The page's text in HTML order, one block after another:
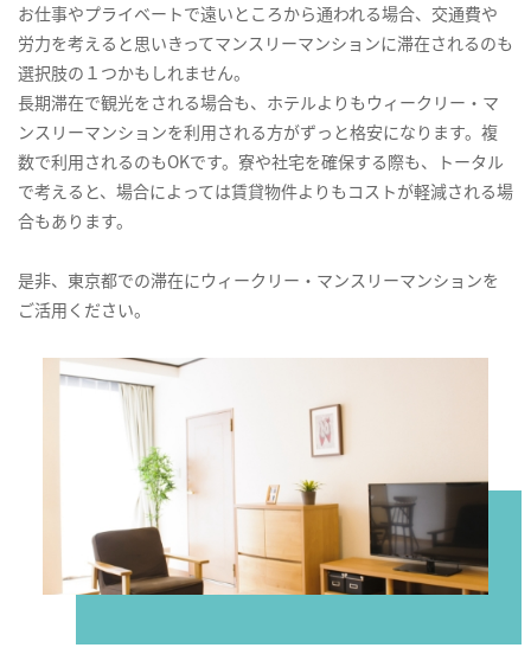
お仕事やプライベートで遠いところから通われる場合、交通費や
労力を考えると思いきってマンスリーマンションに滞在されるのも
選択肢の１つかもしれません。
長期滞在で観光をされる場合も、ホテルよりもウィークリー・マ
ンスリーマンションを利用される方がずっと格安になります。複
数で利用されるのもOKです。寮や社宅を確保する際も、トータル
で考えると、場合によっては賃貸物件よりもコストが軽減される場
合もあります。
是非、東京都での滞在にウィークリー・マンスリーマンションを
ご活用ください。